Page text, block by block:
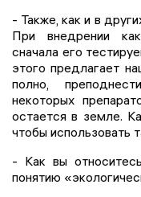
- Также, как и в
При внедрении
сначала его
этого предлагает
полно,
некоторых
остается в земле.
чтобы использовать
- Как вы
понятию